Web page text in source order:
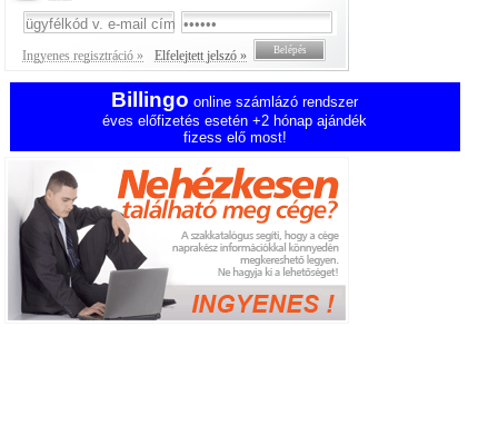
Ingyenes regisztráció » Elfelejtett jelszó »
Billingo online számlázó rendszer
éves előfizetés esetén +2 hónap ajándék
fizess elő most!